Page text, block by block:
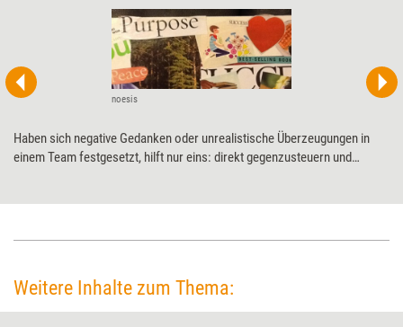
noesis
Haben sich negative Gedanken oder unrealistische Überzeugungen in
einem Team festgesetzt, hilft nur eins: direkt gegenzusteuern und
Weitere Inhalte zum Thema: